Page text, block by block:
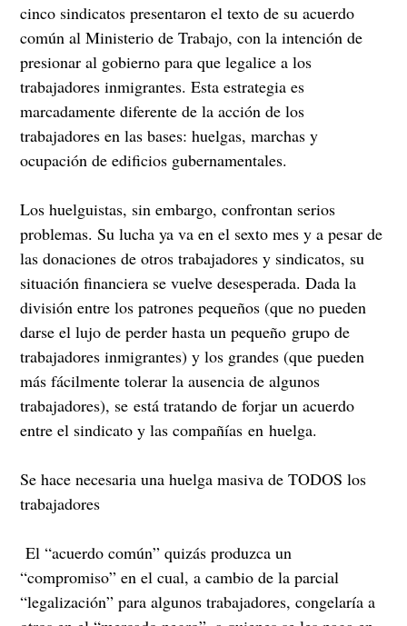
cinco sindicatos presentaron el texto de su acuerdo
común al Ministerio de Trabajo, con la intención de
presionar al gobierno para que legalice a los
trabajadores inmigrantes. Esta estrategia es
marcadamente diferente de la acción de los
trabajadores en las bases: huelgas, marchas y
ocupación de edificios gubernamentales.
Los huelguistas, sin embargo, confrontan serios
problemas. Su lucha ya va en el sexto mes y a pesar de
las donaciones de otros trabajadores y sindicatos, su
situación financiera se vuelve desesperada. Dada la
división entre los patrones pequeños (que no pueden
darse el lujo de perder hasta un pequeño grupo de
trabajadores inmigrantes) y los grandes (que pueden
más fácilmente tolerar la ausencia de algunos
trabajadores), se está tratando de forjar un acuerdo
entre el sindicato y las compañías en huelga.
Se hace necesaria una huelga masiva de TODOS los
trabajadores
El “acuerdo común” quizás produzca un
“compromiso” en el cual, a cambio de la parcial
“legalización” para algunos trabajadores, congelaría a